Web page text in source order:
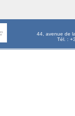
44, avenue de
Tél. :